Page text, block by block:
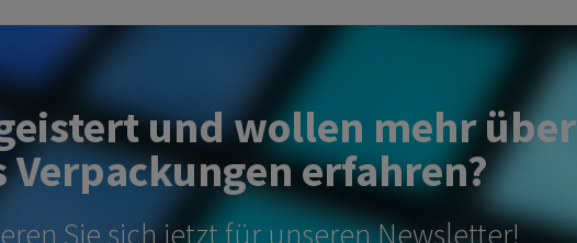
und wollen mehr über
Verpackungen erfahren?
Sie sich jetzt für unseren Newsletter!